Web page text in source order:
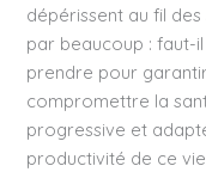
dépérissent au fil
par beaucoup : faut-il
prendre pour
compromettre la
progressive et
productivité de ce